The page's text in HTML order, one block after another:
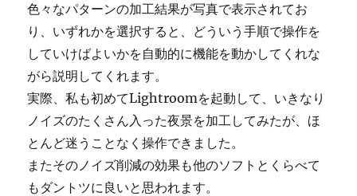
色々なパターンの加工結果が写真で表示されてお
り、いずれかを選択すると、どういう手順で操作を
していけばよいかを自動的に機能を動かしてくれな
がら説明してくれます。
実際、私も初めてLightroomを起動して、いきなり
ノイズのたくさん入った夜景を加工してみたが、ほ
とんど迷うことなく操作できました。
またそのノイズ削減の効果も他のソフトとくらべて
もダントツに良いと思われます。